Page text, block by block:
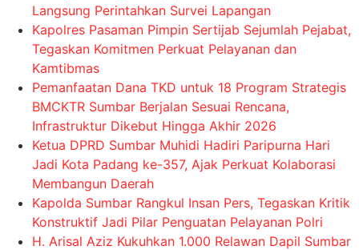
Langsung Perintahkan Survei Lapangan
Kapolres Pasaman Pimpin Sertijab Sejumlah Pejabat,
Tegaskan Komitmen Perkuat Pelayanan dan
Kamtibmas
Pemanfaatan Dana TKD untuk 18 Program Strategis
BMCKTR Sumbar Berjalan Sesuai Rencana,
Infrastruktur Dikebut Hingga Akhir 2026
Ketua DPRD Sumbar Muhidi Hadiri Paripurna Hari
Jadi Kota Padang ke-357, Ajak Perkuat Kolaborasi
Membangun Daerah
Kapolda Sumbar Rangkul Insan Pers, Tegaskan Kritik
Konstruktif Jadi Pilar Penguatan Pelayanan Polri
H. Arisal Aziz Kukuhkan 1.000 Relawan Dapil Sumbar